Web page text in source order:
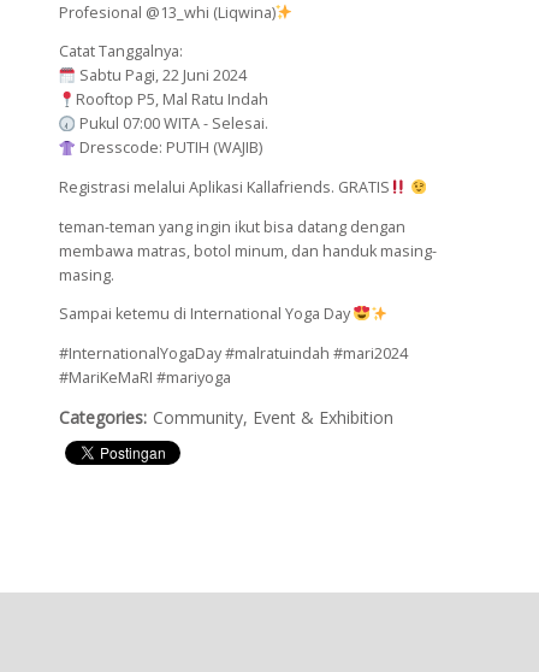
Profesional @13_whi (Liqwina)
Catat Tanggalnya:
Sabtu Pagi, 22 Juni 2024
Rooftop P5, Mal Ratu Indah
Pukul 07:00 WITA - Selesai.
Dresscode: PUTIH (WAJIB)
Registrasi melalui Aplikasi Kallafriends. GRATIS
teman-teman yang ingin ikut bisa datang dengan
membawa matras, botol minum, dan handuk masing-
masing.
Sampai ketemu di International Yoga Day
#InternationalYogaDay #malratuindah #mari2024
#MariKeMaRI #mariyoga
Categories: Community, Event & Exhibition